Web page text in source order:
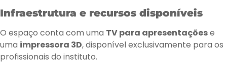
Infraestrutura e recursos disponíveis
O espaço conta com uma TV para apresentaçõese
uma impressora 3D, disponível exclusivamente para os
profissionais do instituto.